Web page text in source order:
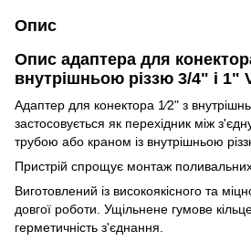
Опис
Опис адаптера для
внутрішньою різзю 3/4" і 1"
Адаптер для конектора 1⁄2" з
застосовується як перехідник між
трубою або краном із внутрішньою
Пристрій спрощує монтаж
Виготовлений із високоякісного та
довгої роботи. Ущільнене гумове
герметичність з'єднання.